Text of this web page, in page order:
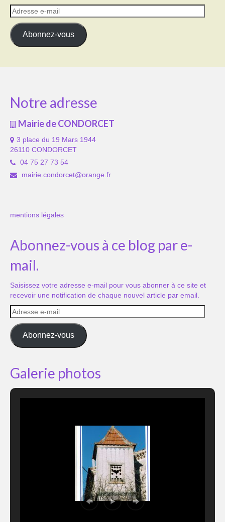
Adresse
e-
mail
Abonnez-vous
Notre adresse
Mairie de CONDORCET
3 place du 19 Mars 1944
26110 CONDORCET
04 75 27 73 54
mairie.condorcet@orange.fr
mentions légales
Abonnez-vous à ce blog par e-
mail.
Saisissez votre adresse e-mail pour vous abonner à ce site et
recevoir une notification de chaque nouvel article par email.
Adresse
e-
mail
Abonnez-vous
Galerie photos